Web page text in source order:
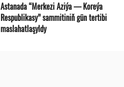
Astanada “Merkezi Aziýa — Koreýa
Respublikasy” sammitiniň gün tertibi
maslahatlaşyldy